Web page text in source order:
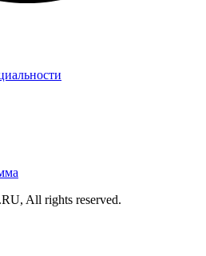
All rights reserved.